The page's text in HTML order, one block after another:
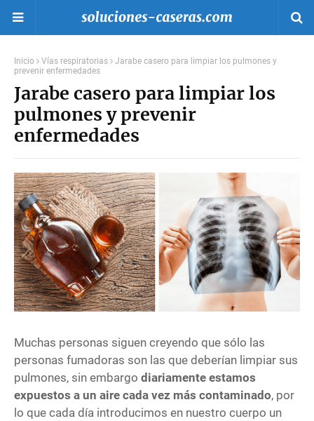
Inicio Vías respiratorias
Jarabe casero para limpiar los pulmones y
prevenir enfermedades
Jarabe casero para limpiar los
pulmones y prevenir
enfermedades
Muchas personas siguen creyendo que sólo las
personas fumadoras son las que deberían limpiar sus
pulmones, sin embargo diariamente estamos
expuestos a un aire cada vez más contaminado, por
lo que cada día introducimos en nuestro cuerpo un